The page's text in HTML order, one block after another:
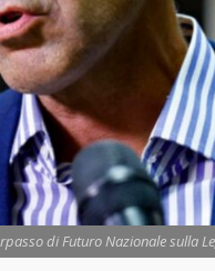
di Futuro Nazionale sulla